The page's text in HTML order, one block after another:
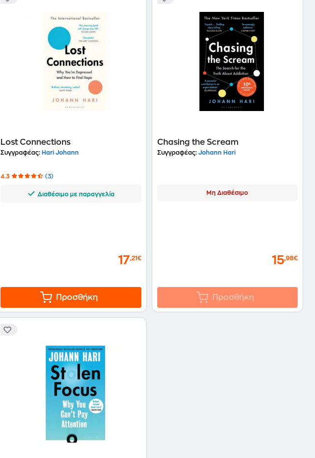
Lost Connections
Συγγραφέας: Hari Johann
4.3 (3)
Διαθέσιμο με παραγγελία
17,21€
Προσθήκη
Chasing the Scream
Συγγραφέας:Johann Hari
Μη Διαθέσιμο
15,98€
Προσθήκη